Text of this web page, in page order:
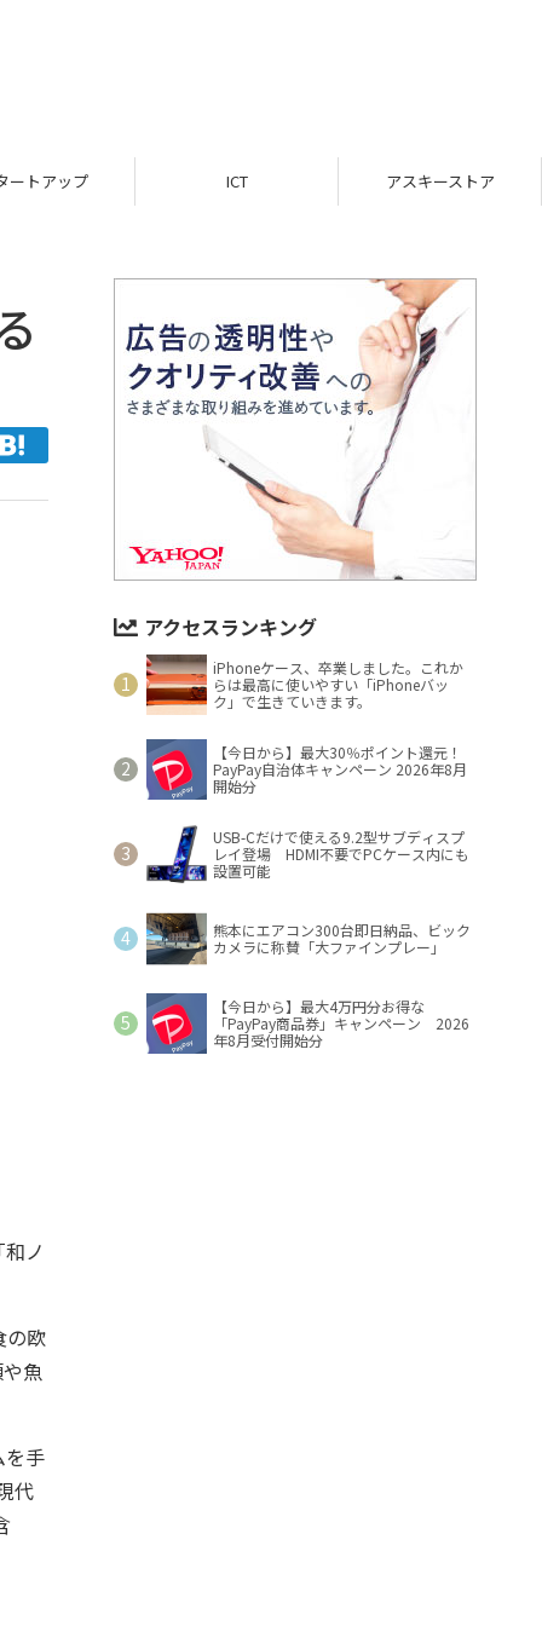
ICT アスキーストア インフォメーション
ノ
の欧
魚
手
代
アクセスランキング
iPhoneケース、卒業しました。これか
らは最高に使いやすい「iPhoneバッ
ク」で生きていきます。
【今日から】最大30％ポイント還元！
PayPay自治体キャンペーン 2026年8月
開始分
USB-Cだけで使える9.2型サブディスプ
レイ登場 HDMI不要でPCケース内にも
設置可能
熊本にエアコン300台即日納品、ビック
カメラに称賛「大ファインプレー」
【今日から】最大4万円分お得な
「PayPay商品券」キャンペーン 2026
年8月受付開始分